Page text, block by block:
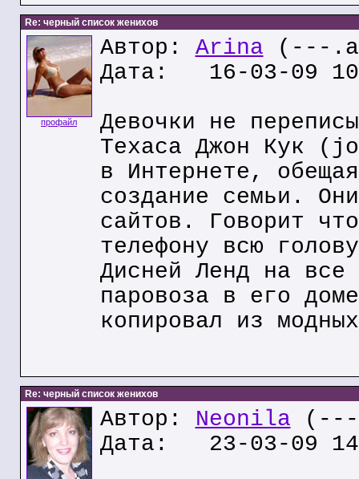
Re: черный список женихов
профайл
Автор: Arina (---
Дата: 16-03-09
Девочки не
Техаса Джон Кук
в Интернете,
создание семьи.
сайтов. Говорит
телефону всю
Дисней Ленд на
паровоза в его
копировал из
Re: черный список женихов
Автор: Neonila (---
Дата: 23-03-09